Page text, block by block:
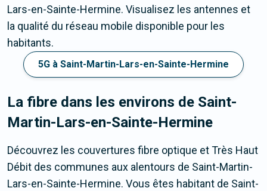
Lars-en-Sainte-Hermine. Visualisez les antennes et
la qualité du réseau mobile disponible pour les
habitants.
5G à Saint-Martin-Lars-en-Sainte-Hermine
La fibre dans les environs de Saint-
Martin-Lars-en-Sainte-Hermine
Découvrez les couvertures fibre optique et Très Haut
Débit des communes aux alentours de Saint-Martin-
Lars-en-Sainte-Hermine. Vous êtes habitant de Saint-